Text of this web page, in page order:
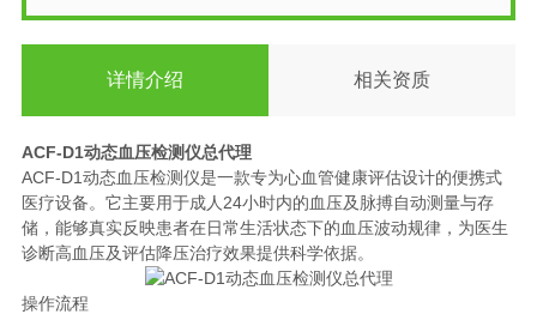
详情介绍 相关资质
ACF-D1动态血压检测仪总代理
ACF-D1动态血压检测仪是一款专为心血管健康评估设计的便携式
医疗设备。它主要用于成人24小时内的血压及脉搏自动测量与存
储，能够真实反映患者在日常生活状态下的血压波动规律，为医生
诊断高血压及评估降压治疗效果提供科学依据。
操作流程